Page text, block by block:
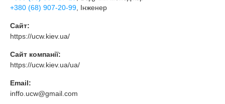
+380 (68) 907-20-99 , Інженер
Сайт:
https://ucw.kiev.ua/
Сайт компанії:
https://ucw.kiev.ua/ua/
Email:
inffo.ucw@gmail.com